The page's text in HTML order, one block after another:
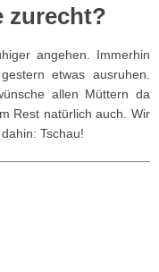
zurecht?
angehen. Immerhin
etwas ausruhen.
allen Müttern da
Rest natürlich auch. Wir
Tschau!